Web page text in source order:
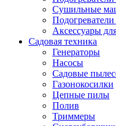
Сушильные
Аксессуары
Садовая техника
Генераторы
Насосы
Садовые
Газонокосилки
Цепные пилы
Полив
Триммеры